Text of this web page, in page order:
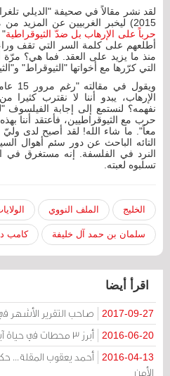
2015) ليخبر الغربيين عن المزيد من مزايا هذا الاكتشاف الفذ: "
حرباً على الإرهاب بل ضدّ الثيوقراطية"
أطلعهم على كلمة السر التي تقف
منذ ما يزيد على العقد. فما هي؟
التي كرّرها مع أخواتها "الثيوقراط"
الإرهاب، يبدو أننا لا نقترب
نفهمه؟ لنستمع إلى إجابة الفيلسوف
حرب مع الثيوقراطيين، فأعتقد أننا
معاً". ما شاء الله! لقد أصبح لدى
التائه الباحث عن دور سئم أهوال
النرد في الفلسفة. إنه مستغرق في
تسلبوه لعبته.
الخليج الملف النووي
سلمان بن حمد آل خليفة كامب
اقرأ أيضا
2017-09-27 صاحب التقرير الأشهر
2016-06-20 أبرز 3 محطات في حياة آية الله الشيخ عيسى قاسم
2016-04-13
أحمد يعقوب المقلة...
الأمن